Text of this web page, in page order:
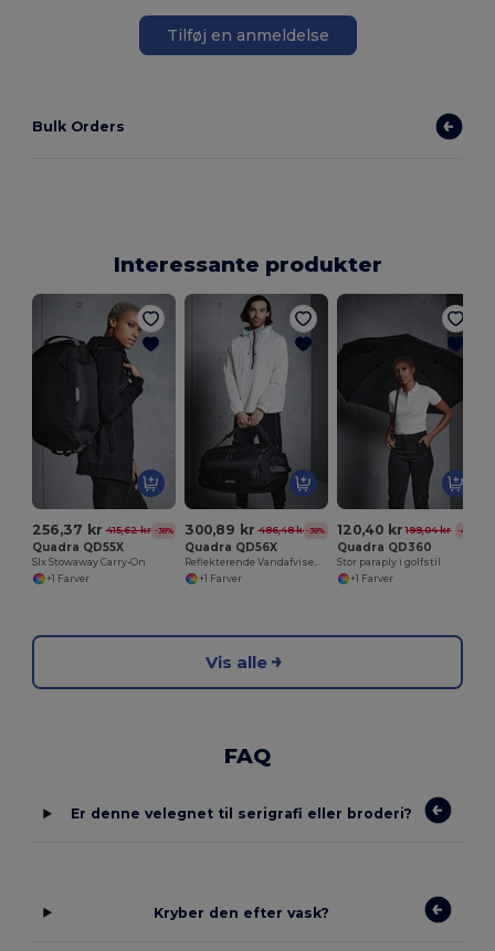
Tilføj en anmeldelse
Bulk Orders
Interessante produkter
256,37 kr 415,62 kr -38%
Quadra QD55X
Slx Stowaway Carry-On
+1 Farver
300,89 kr 486,48 kr-38%
Quadra QD56X
Reflekterende Vandafvisende Haul Taske
+1 Farver
120,40 kr 199,04 kr -40%
Quadra QD360
Stor paraply i golfstil
+1 Farver
Vis alle
FAQ
Er denne velegnet til serigrafi eller broderi?
Kryber den efter vask?